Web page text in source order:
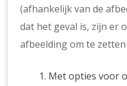
(afhankelijk van de
dat het geval is, zijn er
afbeelding om te
Met opties voor